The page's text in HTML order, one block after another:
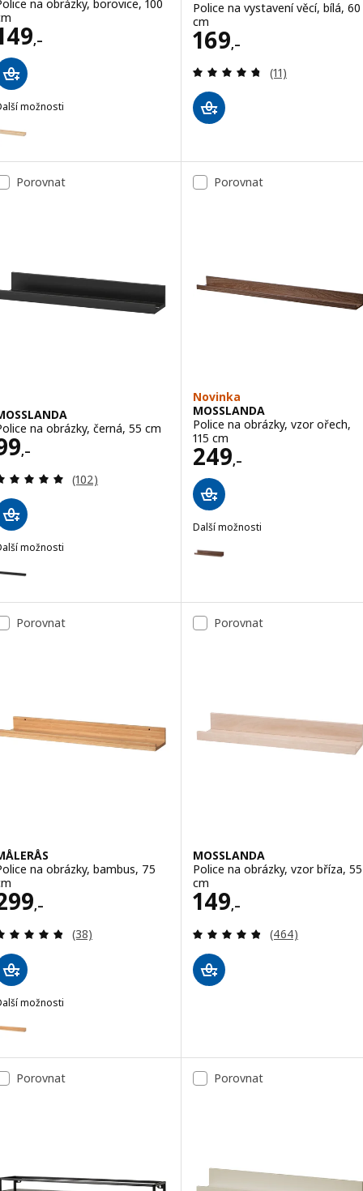
na obrázky, borovice, 100
,– 149,–
možnosti
NORDHÄGG, Police na obrázky, borovice, 45 cm
Police na vystavení věcí, bílá, 60
cm
169,–
Cena 169,–
Recenze: 4.7 z
(11)
Porovnat
na obrázky, černá, 55 cm
,– 99,–
Recenze: 4.9 z 5 hvězdy. Celkem recenzí:
(102)
možnosti
Porovnat
Novinka
MOSSLANDA
Police na obrázky, vzor ořech,
115 cm
249,–
Cena 249,–
Další možnosti
Možnost: MOSSLANDA,
Porovnat
na obrázky, bambus, 75
,– 299,–
Recenze: 4.8 z 5 hvězdy. Celkem recenzí:
(38)
možnosti
Porovnat
MOSSLANDA
Police na obrázky, vzor bříza, 55
cm
149,–
Cena 149,–
Recenze: 4.8 z
(464)
Porovnat Porovnat